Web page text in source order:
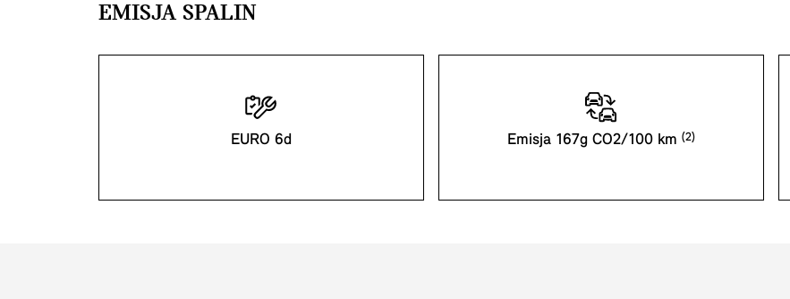
EMISJA SPALIN
EURO 6d Emisja 167g CO2/100 km